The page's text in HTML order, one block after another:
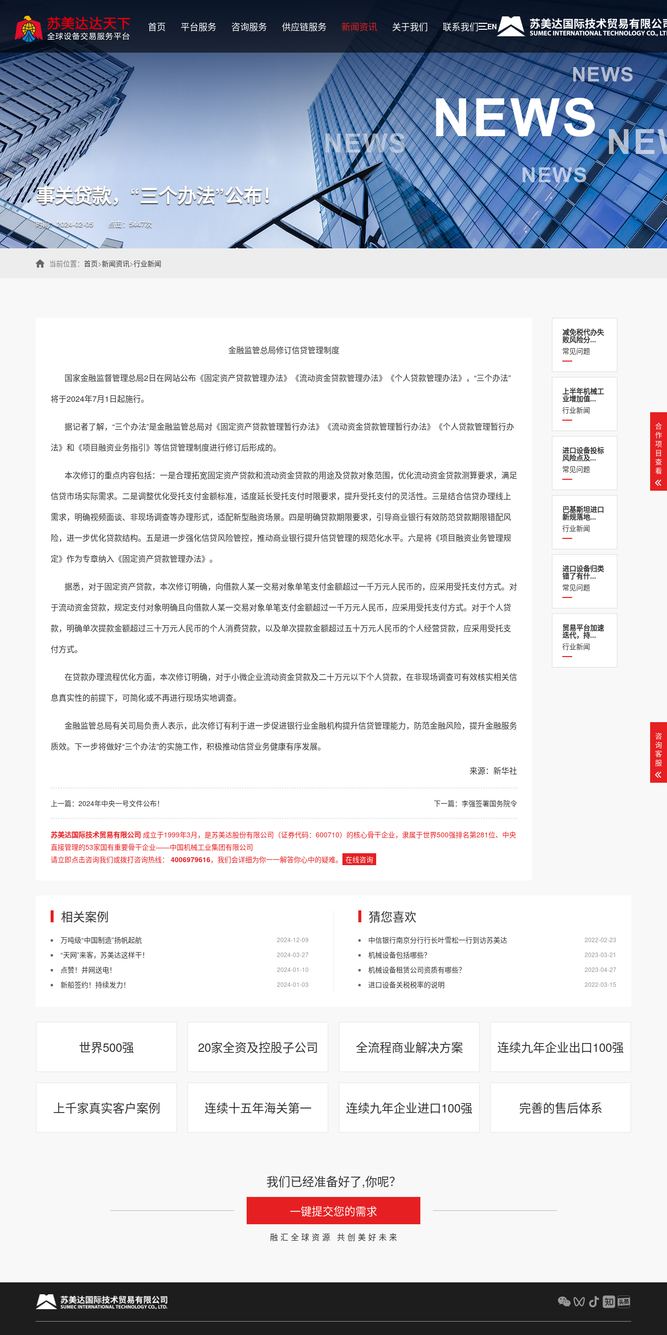
首页 平台服务 咨询服务 供应链服务 新闻资讯 关于我们 联系我们 EN
事关贷款，“三个办法”公布！
时间：2024-02-05 点击：5447次
当前位置： 首页>新闻资讯>行业新闻
减免税代办失
败风险分...
常见问题
上半年机械工
业增加值...
行业新闻
进口设备投标
风险点及...
常见问题
巴基斯坦进口
新规落地...
行业新闻
进口设备归类
错了有什...
常见问题
贸易平台加速
迭代，持...
行业新闻
金融监管总局修订信贷管理制度
国家金融监督管理总局2日在网站公布《固定资产贷款管理办法》《流动资金贷款管理办法》《个人贷款管理办法》，“三个办法”
将于2024年7月1日起施行。
据记者了解，“三个办法”是金融监管总局对《固定资产贷款管理暂行办法》《流动资金贷款管理暂行办法》《个人贷款管理暂行办
法》和《项目融资业务指引》等信贷管理制度进行修订后形成的。
本次修订的重点内容包括：一是合理拓宽固定资产贷款和流动资金贷款的用途及贷款对象范围，优化流动资金贷款测算要求，满足
信贷市场实际需求。二是调整优化受托支付金额标准，适度延长受托支付时限要求，提升受托支付的灵活性。三是结合信贷办理线上
需求，明确视频面谈、非现场调查等办理形式，适配新型融资场景。四是明确贷款期限要求，引导商业银行有效防范贷款期限错配风
险，进一步优化贷款结构。五是进一步强化信贷风险管控，推动商业银行提升信贷管理的规范化水平。六是将《项目融资业务管理规
定》作为专章纳入《固定资产贷款管理办法》。
据悉，对于固定资产贷款，本次修订明确，向借款人某一交易对象单笔支付金额超过一千万元人民币的，应采用受托支付方式。对
于流动资金贷款，规定支付对象明确且向借款人某一交易对象单笔支付金额超过一千万元人民币，应采用受托支付方式。对于个人贷
款，明确单次提款金额超过三十万元人民币的个人消费贷款，以及单次提款金额超过五十万元人民币的个人经营贷款，应采用受托支
付方式。
在贷款办理流程优化方面，本次修订明确，对于小微企业流动资金贷款及二十万元以下个人贷款，在非现场调查可有效核实相关信
息真实性的前提下，可简化或不再进行现场实地调查。
金融监管总局有关司局负责人表示，此次修订有利于进一步促进银行业金融机构提升信贷管理能力，防范金融风险，提升金融服务
质效。下一步将做好“三个办法”的实施工作，积极推动信贷业务健康有序发展。
来源：新华社
上一篇： 2024年中央一号文件公布！ 下一篇： 李强签署国务院令
苏美达国际技术贸易有限公司 成立于1999年3月，是苏美达股份有限公司（证券代码：600710）的核心骨干企业，隶属于世界500强排名第281位、中央
直接管理的53家国有重要骨干企业——中国机械工业集团有限公司
请立即点击咨询我们或拨打咨询热线：
4006979616，我们会详细为你一一解答你心中的疑难。 在线咨询
相关案例
2024-12-09
万吨级“中国制造”扬帆起航
2024-03-27
“天网”来客，苏美达这样干！
2024-01-10
点赞！并网送电！
2024-01-03
新船签约！持续发力！
猜您喜欢
2022-02-23
中信银行南京分行行长叶雪松一行到访苏美达
2023-03-21
机械设备包括哪些？
2023-04-27
机械设备租赁公司资质有哪些？
2022-03-15
进口设备关税税率的说明
世界500强 20家全资及控股子公司 全流程商业解决方案 连续九年企业出口100强
上千家真实客户案例 连续十五年海关第一 连续九年企业进口100强 完善的售后体系
我们已经准备好了,你呢？
一键提交您的需求
融汇全球资源 共创美好未来
合
作
项
目
查
看
咨
询
客
服